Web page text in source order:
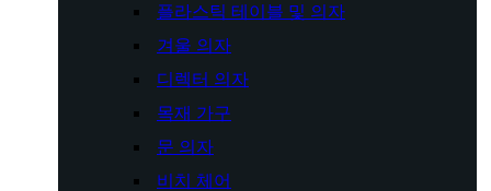
플라스틱 테이블 및 의자
겨울 의자
디렉터 의자
목재 가구
문 의자
비치 체어